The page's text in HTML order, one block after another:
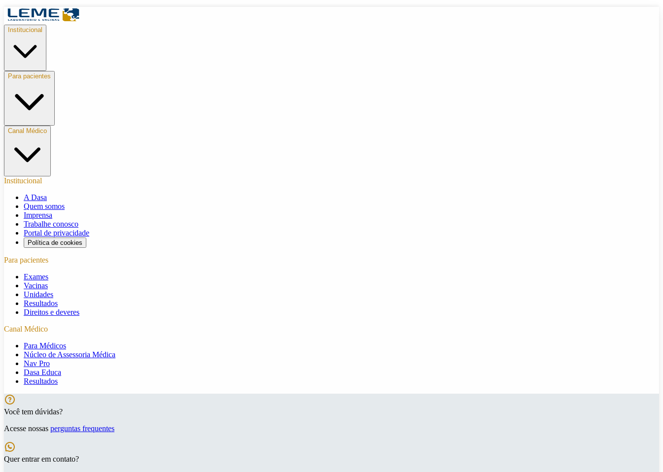
Institucional
Para pacientes
Canal Médico
Institucional
A Dasa
Quem somos
Imprensa
Trabalhe conosco
Portal de privacidade
Política de cookies
Para pacientes
Exames
Vacinas
Unidades
Resultados
Direitos e deveres
Canal Médico
Para Médicos
Núcleo de Assessoria Médica
Nav Pro
Dasa Educa
Resultados
Você tem dúvidas?
Acesse nossas perguntas frequentes
Quer entrar em contato?